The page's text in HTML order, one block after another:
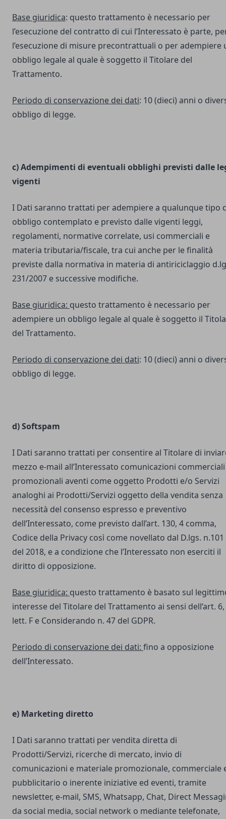
Base giuridica: questo trattamento è necessario per
l’esecuzione del contratto di cui l’Interessato è parte,
l’esecuzione di misure precontrattuali o per adempiere
obbligo legale al quale è soggetto il Titolare del
Trattamento.
Periodo di conservazione dei dati: 10 (dieci) anni o
obbligo di legge.
c) Adempimenti di eventuali obblighi previsti dalle
vigenti
I Dati saranno trattati per adempiere a qualunque tipo
obbligo contemplato e previsto dalle vigenti leggi,
regolamenti, normative correlate, usi commerciali e
materia tributaria/fiscale, tra cui anche per le finalità
previste dalla normativa in materia di antiriciclaggio
231/2007 e successive modifiche.
Base giuridica: questo trattamento è necessario per
adempiere un obbligo legale al quale è soggetto il
del Trattamento.
Periodo di conservazione dei dati: 10 (dieci) anni o
obbligo di legge.
d) Softspam
I Dati saranno trattati per consentire al Titolare di
mezzo e-mail all’Interessato comunicazioni
promozionali aventi come oggetto Prodotti e/o Servizi
analoghi ai Prodotti/Servizi oggetto della vendita senza
necessità del consenso espresso e preventivo
dell’Interessato, come previsto dall’art. 130, 4 comma,
Codice della Privacy così come novellato dal D.lgs. n.101
del 2018, e a condizione che l’Interessato non eserciti il
diritto di opposizione.
Base giuridica: questo trattamento è basato sul
interesse del Titolare del Trattamento ai sensi dell’art. 6,
lett. F e Considerando n. 47 del GDPR.
Periodo di conservazione dei dati: fino a opposizione
dell’Interessato.
e) Marketing diretto
I Dati saranno trattati per vendita diretta di
Prodotti/Servizi, ricerche di mercato, invio di
comunicazioni e materiale promozionale, commerciale
pubblicitario o inerente iniziative ed eventi, tramite
newsletter, e-mail, SMS, Whatsapp, Chat, Direct
da social media, social network o mediante telefonate,